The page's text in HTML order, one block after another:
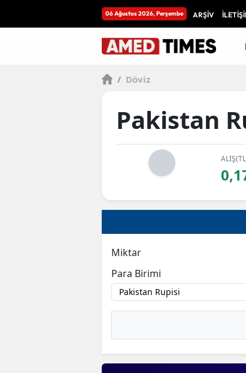
06 Ağustos 2026, Perşembe ARŞİV
/ Döviz
Pakistan
Miktar
Para Birimi